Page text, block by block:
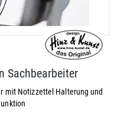
Sachbearbeiter
mit Notizzettel Halterung und